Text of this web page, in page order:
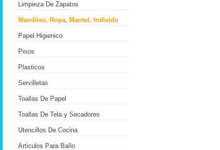
Limpieza De Zapatos
Mandiles, Ropa, Mantel, Individu
Papel Higienico
Pisos
Plasticos
Servilletas
Toallas De Papel
Toallas De Tela y Secadores
Utencillos De Cocina
Articulos Para Baño